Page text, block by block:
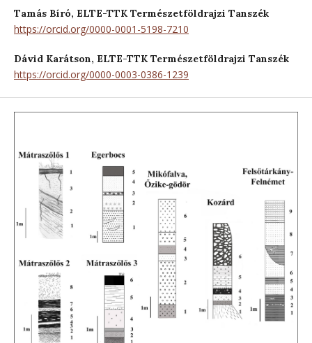
Tamás Bíró, ELTE-TTK Természetföldrajzi Tanszék
https://orcid.org/0000-0001-5198-7210
Dávid Karátson, ELTE-TTK Természetföldrajzi Tanszék
https://orcid.org/0000-0003-0386-1239